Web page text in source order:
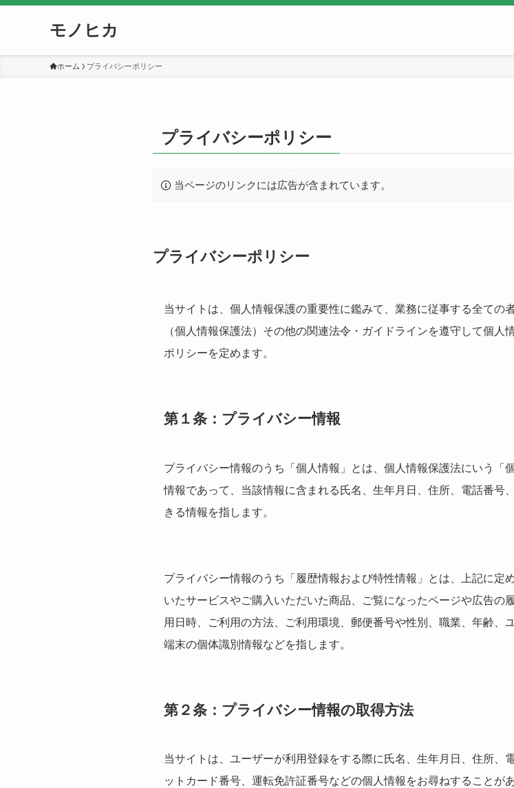
モノヒカ
ホーム プライバシーポリシー
プライバシーポリシー
当ページのリンクには広告が含まれています。
プライバシーポリシー
当サイトは、個人情報保護の重要性に鑑みて、業務に従事する全ての
（個人情報保護法）その他の関連法令・ガイドラインを遵守して個
ポリシーを定めます。
第１条：プライバシー情報
プライバシー情報のうち「個人情報」とは、個人情報保護法にいう「
情報であって、当該情報に含まれる氏名、生年月日、住所、電話番号
きる情報を指します。
プライバシー情報のうち「履歴情報および特性情報」とは、上記に定
いたサービスやご購入いただいた商品、ご覧になったページや広告の
用日時、ご利用の方法、ご利用環境、郵便番号や性別、職業、年齢、
端末の個体識別情報などを指します。
第２条：プライバシー情報の取得方法
当サイトは、ユーザーが利用登録をする際に氏名、生年月日、住所、
ットカード番号、運転免許証番号などの個人情報をお尋ねすることが